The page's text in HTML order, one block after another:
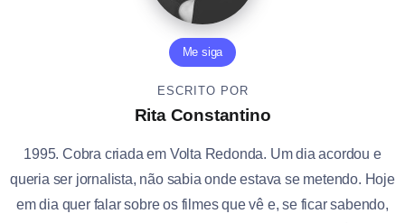
Me siga
ESCRITO POR
Rita Constantino
1995. Cobra criada em Volta Redonda. Um dia acordou e
queria ser jornalista, não sabia onde estava se metendo. Hoje
em dia quer falar sobre os filmes que vê e, se ficar sabendo,